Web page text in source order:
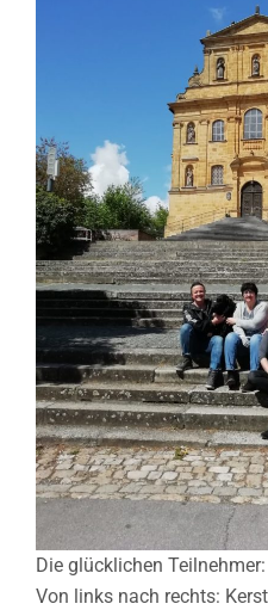
Die glücklichen Teilnehmer:
Von links nach rechts: